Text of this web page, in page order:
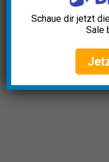
Schaue dir jetzt
Sale